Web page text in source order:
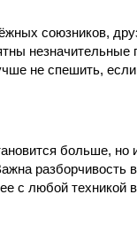
союзников,
незначительные
не спешить,
больше, но
разборчивость
с любой техникой